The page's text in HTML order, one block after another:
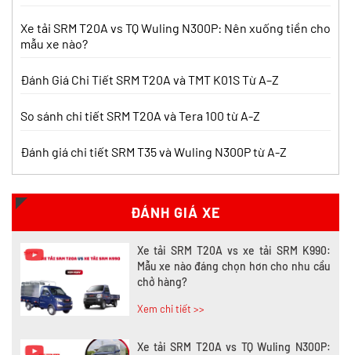
Xe tải SRM T20A vs TQ Wuling N300P: Nên xuống tiền cho
mẫu xe nào?
Đánh Giá Chi Tiết SRM T20A và TMT K01S Từ A–Z
So sánh chi tiết SRM T20A và Tera 100 từ A-Z
Đánh giá chi tiết SRM T35 và Wuling N300P từ A-Z
ĐÁNH GIÁ XE
Pro? So sánh chi tiết
Nên mua xe tải SRM T30 hay Tera 100?
Tìm hiểu chi tiết
Xe tải SRM T20A vs xe tải SRM K990:
Mẫu xe nào đáng chọn hơn cho nhu cầu
chở hàng?
Xem chi tiết >>
Xe tải SRM T20A vs TQ Wuling N300P: